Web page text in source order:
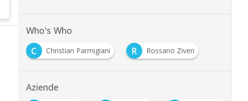
Who's Who
C
Christian Parmigiani R
Rossano Ziveri
Aziende